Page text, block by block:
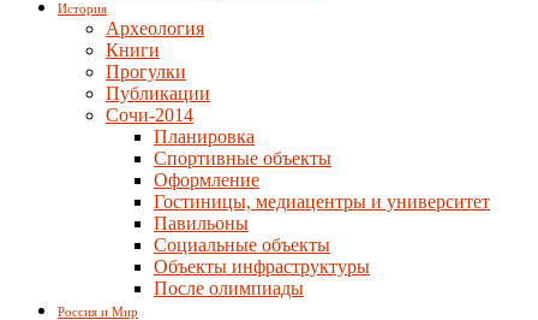
История
Археология
Книги
Прогулки
Публикации
Сочи-2014
Планировка
Спортивные объекты
Оформление
Гостиницы, медиацентры и университет
Павильоны
Социальные объекты
Объекты инфраструктуры
После олимпиады
Россия и Мир